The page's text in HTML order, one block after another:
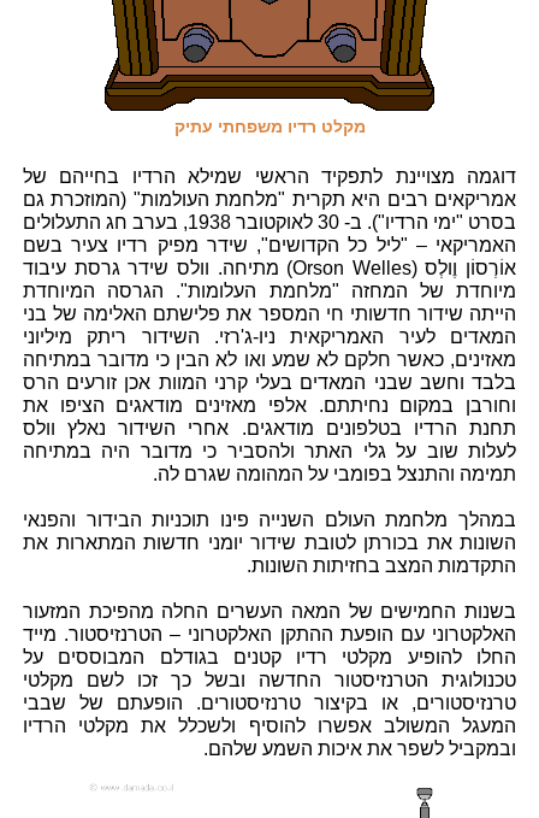
מקלט רדיו משפחתי עתיק
דוגמה מצויינת לתפקיד הראשי שמילא הרדיו בחייהם של
אמריקאים רבים היא תקרית "מלחמת העולמות" (המוזכרת גם
בסרט "ימי הרדיו"). ב- 30 לאוקטובר 1938, בערב חג התעלולים
האמריקאי – "ליל כל הקדושים", שידר מפיק רדיו צעיר בשם
אוֹרְסוֹן וֶולְס (Orson Welles) מתיחה. וולס שידר גרסת עיבוד
מיוחדת של המחזה "מלחמת העלומות". הגרסה המיוחדת
הייתה שידור חדשותי חי המספר את פלישתם האלימה של בני
המאדים לעיר האמריקאית ניו-ג'רזי. השידור ריתק מיליוני
מאזינים, כאשר חלקם לא שמע ואו לא הבין כי מדובר במתיחה
בלבד וחשב שבני המאדים בעלי קרני המוות אכן זורעים הרס
וחורבן במקום נחיתתם. אלפי מאזינים מודאגים הציפו את
תחנת הרדיו בטלפונים מודאגים. אחרי השידור נאלץ וולס
לעלות שוב על גלי האתר ולהסביר כי מדובר היה במתיחה
תמימה והתנצל בפומבי על המהומה שגרם לה.
במהלך מלחמת העולם השנייה פינו תוכניות הבידור והפנאי
השונות את בכורתן לטובת שידור יומני חדשות המתארות את
התקדמות המצב בחזיתות השונות.
בשנות החמישים של המאה העשרים החלה מהפיכת המזעור
האלקטרוני עם הופעת ההתקן האלקטרוני – הטרנזיסטור. מייד
החלו להופיע מקלטי רדיו קטנים בגודלם המבוססים על
טכנולוגית הטרנזיסטור החדשה ובשל כך זכו לשם מקלטי
טרנזיסטורים, או בקיצור טרנזיסטורים. הופעתם של שבבי
המעגל המשולב אפשרו להוסיף ולשכלל את מקלטי הרדיו
ובמקביל לשפר את איכות השמע שלהם.